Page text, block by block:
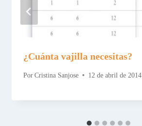
¿Cuánta vajilla necesitas?
Por Cristina Sanjose 12 de abril de 2014